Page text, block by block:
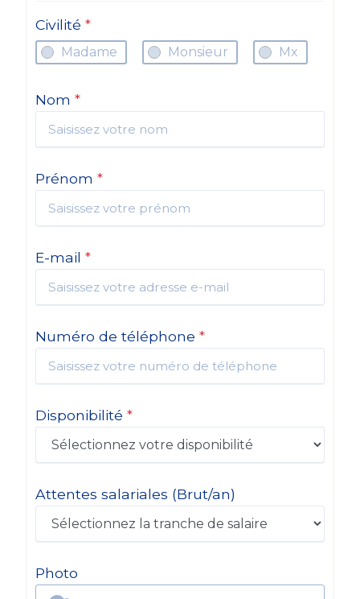
Civilité *
Madame Monsieur Mx
Nom *
Prénom *
E-mail *
Numéro de téléphone *
Disponibilité *
Attentes salariales (Brut/an)
Photo